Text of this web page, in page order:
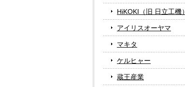
HiKOKI（旧 日立工機）
アイリスオーヤマ
マキタ
ケルヒャー
蔵王産業